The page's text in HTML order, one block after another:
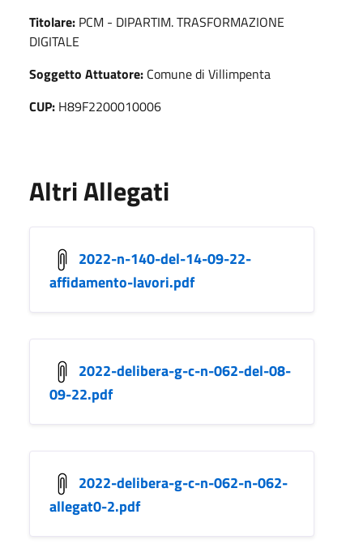
Titolare: PCM - DIPARTIM. TRASFORMAZIONE
DIGITALE
Soggetto Attuatore: Comune di Villimpenta
CUP: H89F2200010006
Altri Allegati
2022-n-140-del-14-09-22-
affidamento-lavori.pdf
2022-delibera-g-c-n-062-del-08-
09-22.pdf
2022-delibera-g-c-n-062-n-062-
allegat0-2.pdf